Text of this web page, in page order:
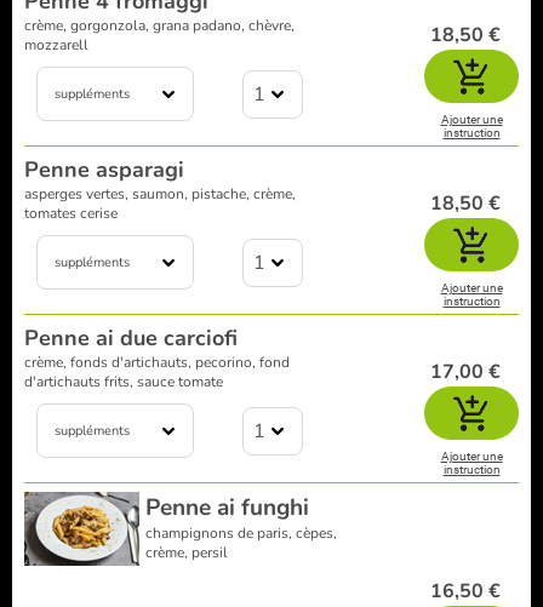
crème, gorgonzola, grana padano, chèvre,
mozzarell
suppléments 1
18,50 €
Ajouter une
instruction
Penne asparagi
asperges vertes, saumon, pistache, crème,
tomates cerise
suppléments 1
18,50 €
Ajouter une
instruction
Penne ai due carciofi
crème, fonds d'artichauts, pecorino, fond
d'artichauts frits, sauce tomate
suppléments 1
17,00 €
Ajouter une
instruction
Penne ai funghi
champignons de paris, cèpes,
crème, persil
16,50 €